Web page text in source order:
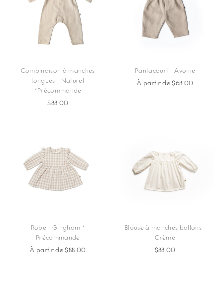
Combinaison à manches
longues - Naturel
*Précommande
$88.00
Pantacourt - Avoine
À partir de $68.00
Robe - Gingham *
Précommande
À partir de $88.00
Blouse à manches ballons -
Crème
$88.00